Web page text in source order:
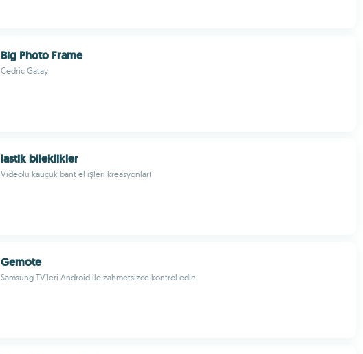
Big Photo Frame
Cedric Gatay
lastik bileklikler
Videolu kauçuk bant el işleri kreasyonları
Gemote
Samsung TV'leri Android ile zahmetsizce kontrol edin